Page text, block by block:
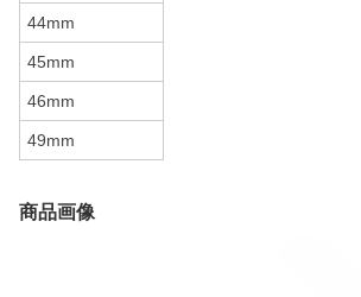
44mm
45mm
46mm
49mm
商品画像